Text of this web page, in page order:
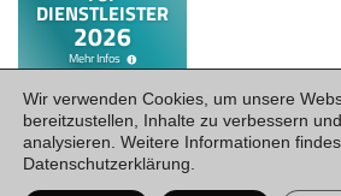
Datenschutz·Impressum
Wir verwenden Cookies, um unsere
bereitzustellen, Inhalte zu verbessern
analysieren. Weitere Informationen
Datenschutzerklärung.